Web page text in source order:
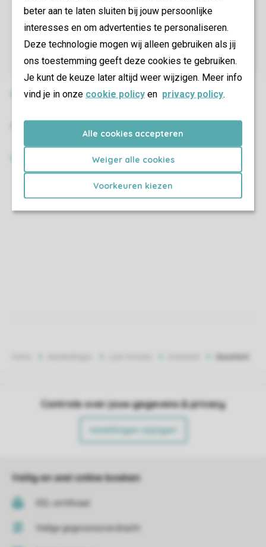
beter aan te laten sluiten bij jouw persoonlijke
interesses en om advertenties te personaliseren.
Deze technologie mogen wij alleen gebruiken als jij
ons toestemming geeft deze cookies te gebruiken.
Je kunt de keuze later altijd weer wijzigen. Meer info
vind je in onze cookie policy en privacy policy.
Alle cookies accepteren
Weiger alle cookies
Voorkeuren kiezen
Controle over jouw gegevens & privacy
Instellingen wijzigen
Veilig en snel online boeken
SSL certificaat
Veilige gegevensoverdracht